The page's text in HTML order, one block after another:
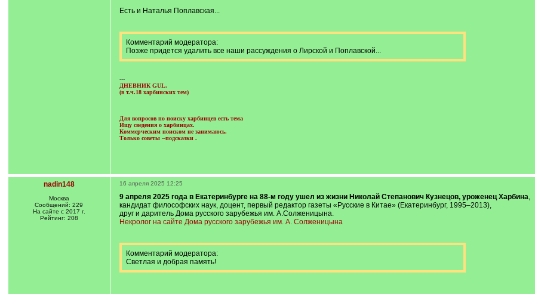
Есть и Наталья Поплавская...
Комментарий модератора:
Позже придется удалить все наши рассуждения о Лирской и Поплавской...
---
ДНЕВНИК GUL.
(в т.ч.18 харбинских тем)
Для вопросов по поиску харбинцев есть тема
Ищу сведения о харбинцах.
Коммерческим поиском не занимаюсь.
Только советы --подсказки .
nadin148
Москва
Сообщений: 229
На сайте с 2017 г.
Рейтинг: 208
16 апреля 2025 12:25
9 апреля 2025 года в Екатеринбурге на 88-м году ушел из жизни Николай Степанович Кузнецов, уроженец Харбина,
кандидат философских наук, доцент, первый редактор газеты «Русские в Китае» (Екатеринбург, 1995–2013),
друг и даритель Дома русского зарубежья им. А.Солженицына.
Некролог на сайте Дома русского зарубежья им. А. Солженицына
Комментарий модератора:
Светлая и добрая память!